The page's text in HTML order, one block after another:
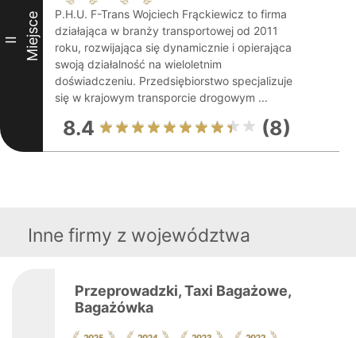
II Miejsce
P.H.U. F-Trans Wojciech Frąckiewicz to firma
działająca w branży transportowej od 2011
roku, rozwijająca się dynamicznie i opierająca
swoją działalność na wieloletnim
doświadczeniu. Przedsiębiorstwo specjalizuje
się w krajowym transporcie drogowym ...
8.4 (8)
Inne firmy z województwa
Przeprowadzki, Taxi Bagażowe,
Bagażówka